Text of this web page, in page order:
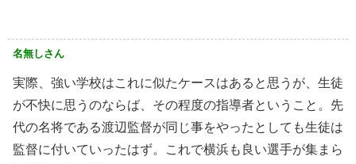
名無しさん
実際、強い学校はこれに似たケースはあると思うが、生徒
が不快に思うのならば、その程度の指導者ということ。先
代の名将である渡辺監督が同じ事をやったとしても生徒は
監督に付いていったはず。これで横浜も良い選手が集まら